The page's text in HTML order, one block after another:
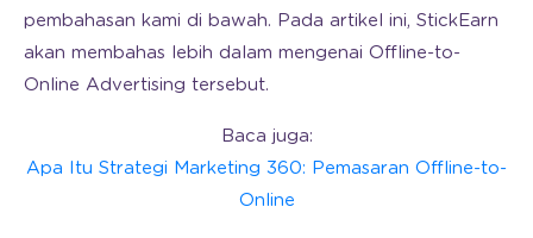
pembahasan kami di bawah. Pada artikel ini, StickEarn
akan membahas lebih dalam mengenai Offline-to-
Online Advertising tersebut.
Baca juga:
Apa Itu Strategi Marketing 360: Pemasaran Offline-to-
Online